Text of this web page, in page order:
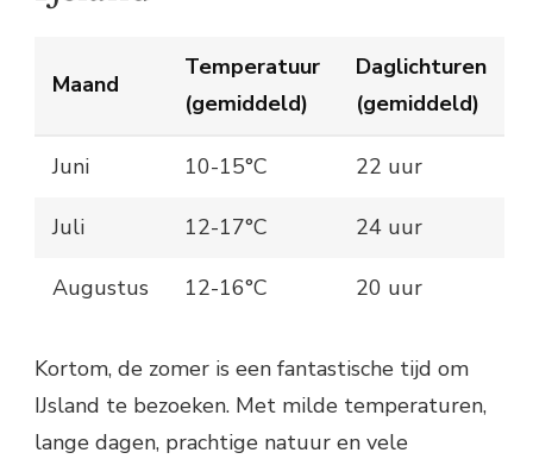
Maand
Temperatuur
(gemiddeld)
Daglichturen
(gemiddeld)
Juni 10-15°C 22 uur
Juli 12-17°C 24 uur
Augustus 12-16°C 20 uur
Kortom, de zomer is een fantastische tijd om
IJsland te bezoeken. Met milde temperaturen,
lange dagen, prachtige natuur en vele